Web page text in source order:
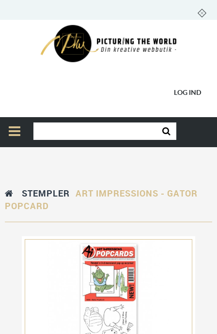
LOG IND
STEMPLER ART IMPRESSIONS - GATOR
POPCARD